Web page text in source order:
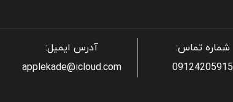
شماره تماس:
09124205915
آدرس ایمیل:
applekade@icloud.com